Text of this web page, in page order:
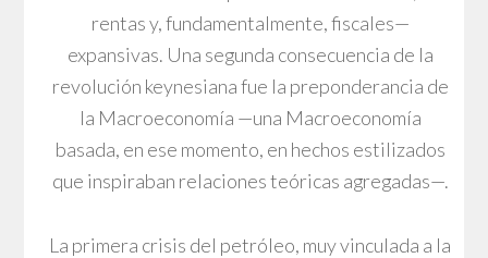
rentas y, fundamentalmente, fiscales—
expansivas. Una segunda consecuencia de la
revolución keynesiana fue la preponderancia de
la Macroeconomía —una Macroeconomía
basada, en ese momento, en hechos estilizados
que inspiraban relaciones teóricas agregadas—.
La primera crisis del petróleo, muy vinculada a la